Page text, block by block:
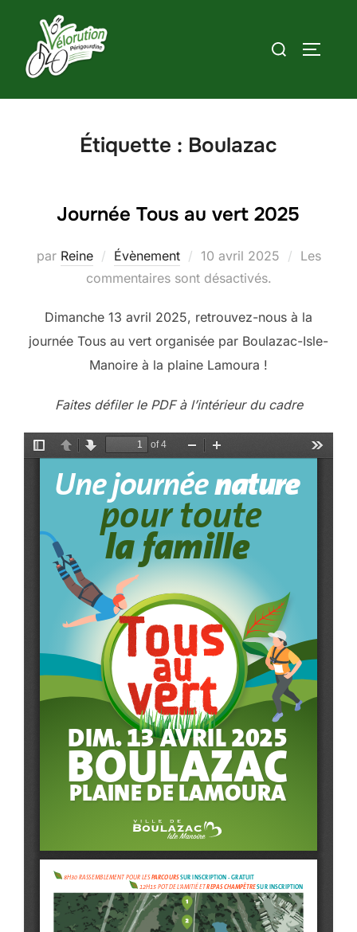
contenu
Rechercher :
Étiquette : Boulazac
Journée Tous au vert 2025
par Reine Évènement
Publié
le
10 avril 2025
Les
commentaires sont désactivés.
Dimanche 13 avril 2025, retrouvez-nous à la
journée Tous au vert organisée par Boulazac-Isle-
Manoire à la plaine Lamoura !
Faites défiler le PDF à l’intérieur du cadre